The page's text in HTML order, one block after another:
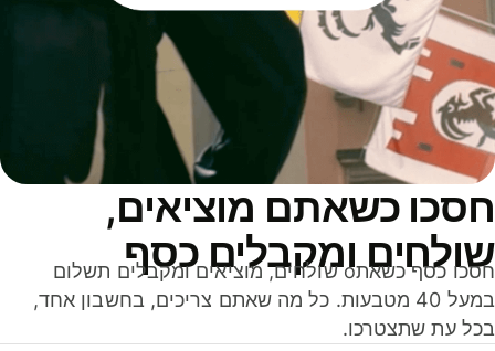
כשאתם מוציאים,
ומקבלים כסף
חסכו כסף כשאתo שולחים, מוציאים ומקבלים תשלום
במעל 40 מטבעות. כל מה שאתם צריכים, בחשבון אחד,
עת שתצטרכו.